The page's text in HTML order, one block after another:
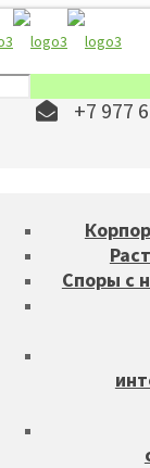
+7 977
Споры с